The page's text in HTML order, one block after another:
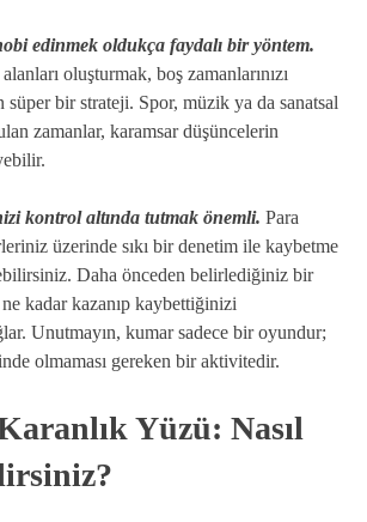
edinmek oldukça faydalı bir yöntem.
oluşturmak, boş zamanlarınızı
bir strateji. Spor, müzik ya da sanatsal
zamanlar, karamsar düşüncelerin
kontrol altında tutmak önemli. Para
üzerinde sıkı bir denetim ile kaybetme
Daha önceden belirlediğiniz bir
kadar kazanıp kaybettiğinizi
Unutmayın, kumar sadece bir oyundur;
olmaması gereken bir aktivitedir.
Yüzü: Nasıl